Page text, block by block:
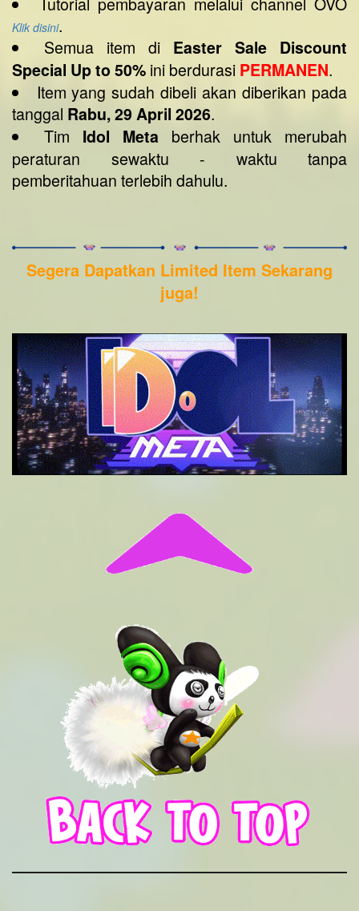
Klik disini.
Semua item di Easter Sale Discount
Special Up to 50% ini berdurasi PERMANEN.
Item yang sudah dibeli akan diberikan pada
tanggal Rabu, 29 April 2026.
Tim Idol Metaberhak untuk merubah
peraturan sewaktu - waktu tanpa
pemberitahuan terlebih dahulu.
Segera Dapatkan Limited Item Sekarang
juga!